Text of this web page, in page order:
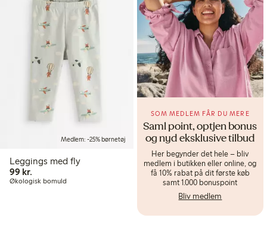
Medlem: -25% børnetøj
Leggings med fly
99 kr.
Økologisk bomuld
Saml point, optjen bonus
og nyd eksklusive tilbud
SOM MEDLEM FÅR DU MERE
Her begynder det hele – bliv
medlem i butikken eller online, og
få 10% rabat på dit første køb
samt 1.000 bonuspoint
Bliv medlem